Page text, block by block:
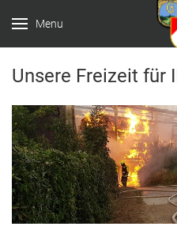
Menu
Unsere Freizeit für